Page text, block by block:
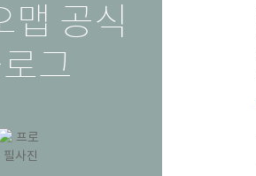
맵 공식
그